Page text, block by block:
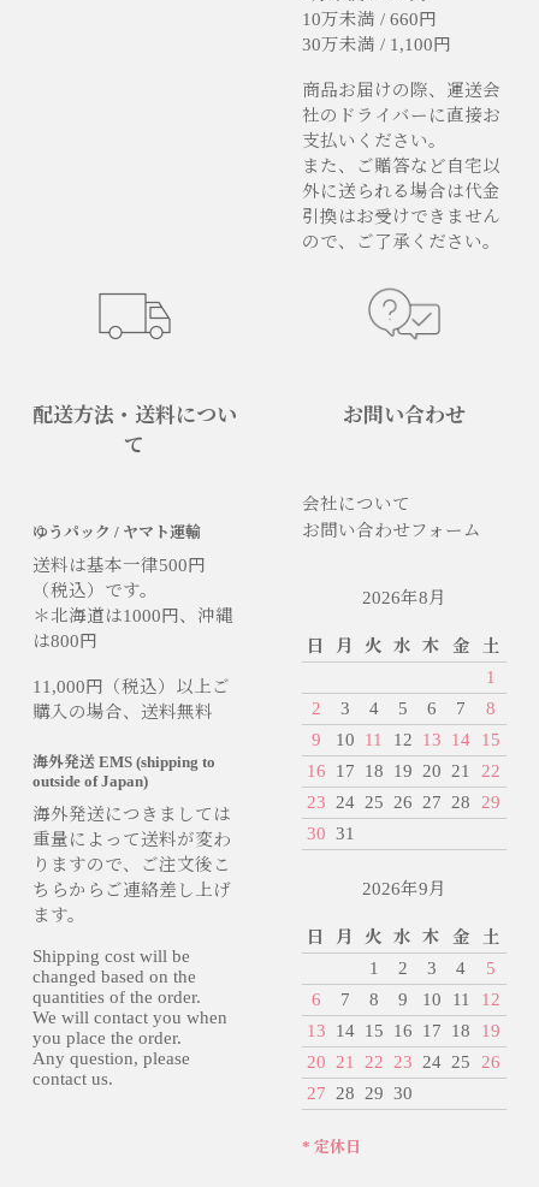
10万未満 / 660円
30万未満 / 1,100円
商品お届けの際、運送会
社のドライバーに直接お
支払いください。
また、ご贈答など自宅以
外に送られる場合は代金
引換はお受けできません
ので、ご了承ください。
配送方法・送料につい
て
ゆうパック / ヤマト運輸
送料は基本一律500円
（税込）です。
＊北海道は1000円、沖縄
は800円
11,000円（税込）以上ご
購入の場合、送料無料
海外発送 EMS (shipping to
outside of Japan)
海外発送につきましては
重量によって送料が変わ
りますので、ご注文後こ
ちらからご連絡差し上げ
ます。
Shipping cost will be
changed based on the
quantities of the order.
We will contact you when
you place the order.
Any question, please
contact us.
お問い合わせ
会社について
お問い合わせフォーム
2026年8月
日 月 火 水 木 金
土
1
2
3 4 5 6 7
8
9
10 11 12 13 14
15
16
17 18 19 20 21
22
23 24 25 26 27 28
29
30 31
2026年9月
日 月 火 水 木 金
土
1
2 3 4
5
6
7 8 9 10 11
12
13
14 15 16 17 18
19
20 21 22 23 24 25
26
27 28 29 30
* 定休日